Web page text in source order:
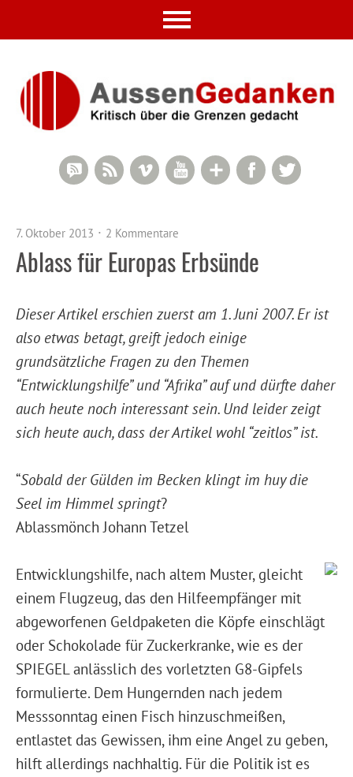
Twitter
Facebook
Google+
YouTube
Vimeo
RSS Feed
RSS Comments
7. Oktober 2013 2 Kommentare
Ablass für Europas Erbsünde
Dieser Artikel erschien zuerst am 1. Juni 2007. Er ist
also etwas betagt, greift jedoch einige
grundsätzliche Fragen zu den Themen
“Entwicklungshilfe” und “Afrika” auf und dürfte daher
auch heute noch interessant sein. Und leider zeigt
sich heute auch, dass der Artikel wohl “zeitlos” ist.
“Sobald der Gülden im Becken klingt im huy die
Seel im Himmel springt?
Ablassmönch Johann Tetzel
Entwicklungshilfe, nach altem Muster, gleicht
einem Flugzeug, das den Hilfeempfänger mit
abgeworfenen Geldpaketen die Köpfe einschlägt
oder Schokolade für Zuckerkranke, wie es der
SPIEGEL anlässlich des vorletzten G8-Gipfels
formulierte. Dem Hungernden nach jedem
Messsonntag einen Fisch hinzuschmeißen,
entlastet das Gewissen, ihm eine Angel zu geben,
hilft allerdings nachhaltig. Für die Politik ist es